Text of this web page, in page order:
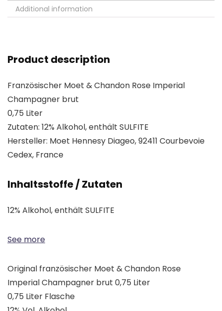
Additional information
Product description
Französischer Moet & Chandon Rose Imperial
Champagner brut
0,75 Liter
Zutaten: 12% Alkohol, enthält SULFITE
Hersteller: Moet Hennesy Diageo, 92411 Courbevoie
Cedex, France
Inhaltsstoffe / Zutaten
12% Alkohol, enthält SULFITE
See more
Original französischer Moet & Chandon Rose
Imperial Champagner brut 0,75 Liter
0,75 Liter Flasche